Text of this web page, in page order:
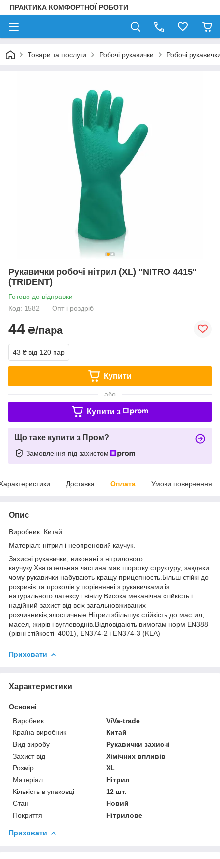
ПРАКТИКА КОМФОРТНОЇ РОБОТИ
Товари та послуги Робочі рукавички Робочі
Рукавички робочі нітрил (XL) "NITRO 4415"
(TRIDENT)
Готово до відправки
Код: 1582
Опт і роздріб
44 ₴/пара
43 ₴ від 120 пар
Купити
або
Купити з
Що таке купити з Пром?
Замовлення під захистом
Доставка Оплата Умови повернення
Опис
Виробник: Китай
Матеріал: нітрил і неопреновий каучук.
Захисні рукавички, виконані з нітрилового
каучуку.Хватательная частина має шорстку структуру, завдяки
чому рукавички набувають кращу прицепность.Більш стійкі до
розривів та проколів у порівнянні з рукавичками із
натурального латексу і вінілу.Висока механічна стійкість і
надійний захист від всіх загальновживаних
розчинників,элостичные.Нітрил збільшує стійкість до мастил,
масел, жирів і вуглеводнів.Відповідають вимогам норм EN388
(рівні стійкості: 4001), EN374-2 i EN374-3 (KLA)
Приховати
Характеристики
Основні
Виробник
ViVa-trade
Країна виробник
Китай
Вид виробу
Рукавички захисні
Захист від
Хімічних впливів
Розмір
XL
Матеріал
Нітрил
Кількість в упаковці
12 шт.
Стан
Новий
Покриття
Нітрилове
Приховати